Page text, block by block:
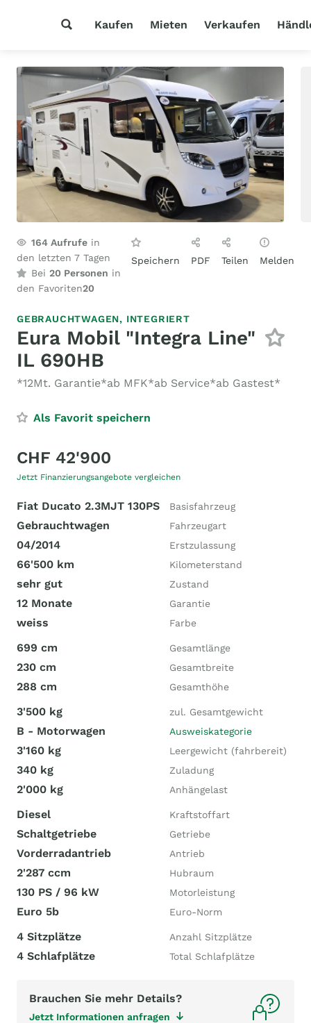
Kaufen Mieten Verkaufen
164 Aufrufe in
den letzten 7 Tagen
Bei 20 Personen in
den Favoriten20
Speichern PDF Teilen Melden
GEBRAUCHTWAGEN, INTEGRIERT
Eura Mobil "Integra Line"
IL 690HB
*12Mt. Garantie*ab MFK*ab Service*ab Gastest*
Als Favorit speichern
CHF 42'900
Jetzt Finanzierungsangebote vergleichen
Fiat Ducato 2.3MJT 130PS Basisfahrzeug
Gebrauchtwagen Fahrzeugart
04/2014 Erstzulassung
66'500 km Kilometerstand
sehr gut Zustand
12 Monate Garantie
weiss Farbe
699 cm Gesamtlänge
230 cm Gesamtbreite
288 cm Gesamthöhe
3'500 kg zul. Gesamtgewicht
B - Motorwagen Ausweiskategorie
3'160 kg Leergewicht (fahrbereit)
340 kg Zuladung
2'000 kg Anhängelast
Diesel Kraftstoffart
Schaltgetriebe Getriebe
Vorderradantrieb Antrieb
2'287 ccm Hubraum
130 PS / 96 kW Motorleistung
Euro 5b Euro-Norm
4 Sitzplätze Anzahl Sitzplätze
4 Schlafplätze Total Schlafplätze
Brauchen Sie mehr Details?
Jetzt Informationen anfragen